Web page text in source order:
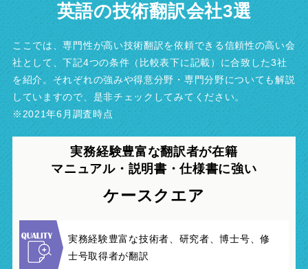
英語の技術翻訳会社3選
ここでは、専門性が高い技術翻訳を依頼できる信頼性の高い会
社として、下記4つの条件（比較表下に記載）に合致した3社
を紹介。それぞれの強みや得意分野・専門分野についても解説
していますので、是非チェックしてみてください。
※2021年6月調査時点
実務経験豊富な翻訳者が在籍
マニュアル・説明書・仕様書に強い
ケースクエア
実務経験豊富な技術者、研究者、博士号、修
士号取得者が翻訳